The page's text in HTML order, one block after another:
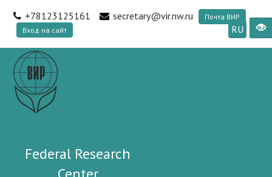
+78123125161 secretary@vir.nw.ru
Почта ВИР
Вход на сайт
RU
Federal Research